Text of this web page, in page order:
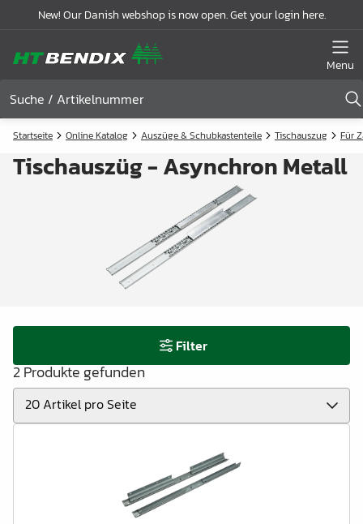
New! Our Danish webshop is now open. Get your login here.
Menu
Startseite Online Katalog Auszüge & Schubkastenteile Tischauszug Für
Tischauszüg - Asynchron Metall
Filter
2 Produkte gefunden